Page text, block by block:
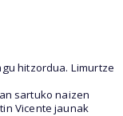
hitzordua. Limurtze
sartuko naizen
Vicente jaunak